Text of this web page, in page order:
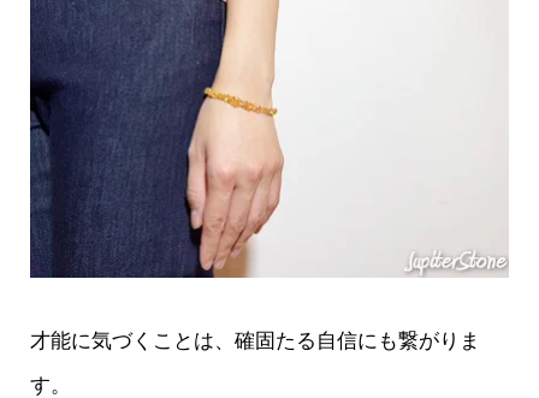
才能に気づくことは、確固たる自信にも繋がりま
す。